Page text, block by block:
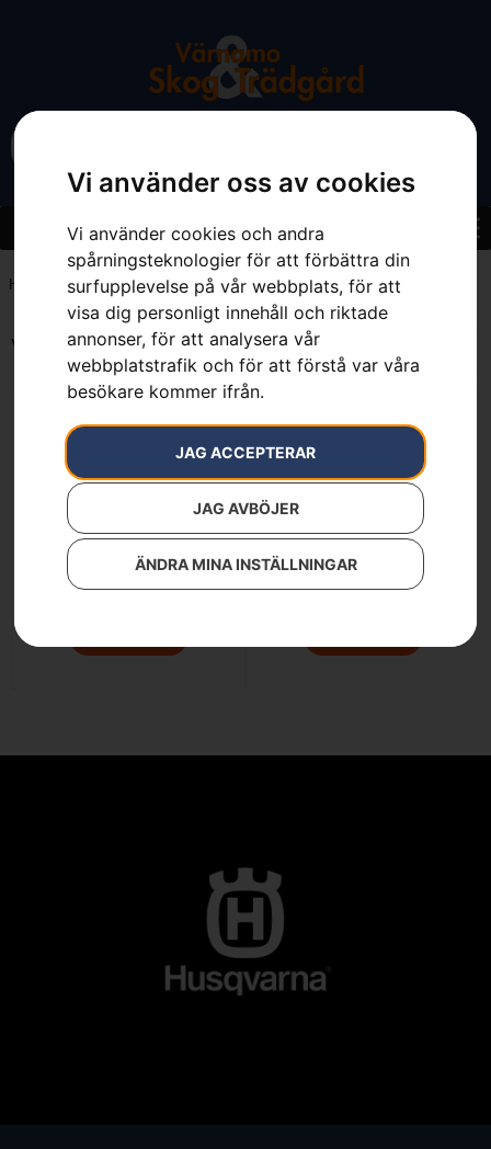
Vi använder oss av cookies
Vi använder cookies och andra
spårningsteknologier för att förbättra din
surfupplevelse på vår webbplats, för att
visa dig personligt innehåll och riktade
annonser, för att analysera vår
webbplatstrafik och för att förstå var våra
besökare kommer ifrån.
JAG ACCEPTERAR
JAG AVBÖJER
ÄNDRA MINA INSTÄLLNINGAR
Hem 1,4 liter
Visar alla 2 resultat
Motorolja SAE 10W-40
Från44kr
Motorolja SAE 30
Från84kr